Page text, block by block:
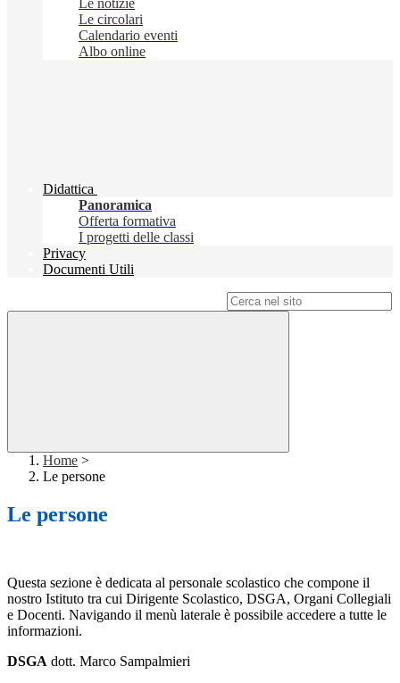
Le notizie
Le circolari
Calendario eventi
Albo online
Didattica
Panoramica
Offerta formativa
I progetti delle classi
Privacy
Documenti Utili
Home >
Le persone
Le persone
Questa sezione è dedicata al personale scolastico che compone il
nostro Istituto tra cui Dirigente Scolastico, DSGA, Organi Collegiali
e Docenti. Navigando il menù laterale è possibile accedere a tutte le
informazioni.
DSGA dott. Marco Sampalmieri